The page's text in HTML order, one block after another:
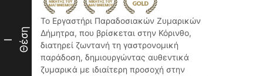
I Θέση
Το Εργαστήρι Παραδοσιακών Ζυμαρικών
Δήμητρα, που βρίσκεται στην Κόρινθο,
διατηρεί ζωντανή τη γαστρονομική
παράδοση, δημιουργώντας αυθεντικά
ζυμαρικά με ιδιαίτερη προσοχή στην